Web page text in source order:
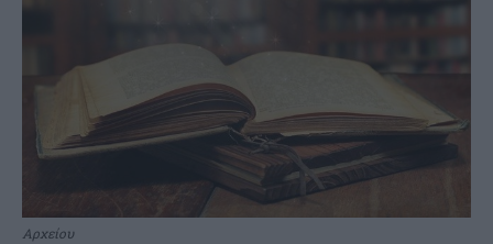
Αρχείου